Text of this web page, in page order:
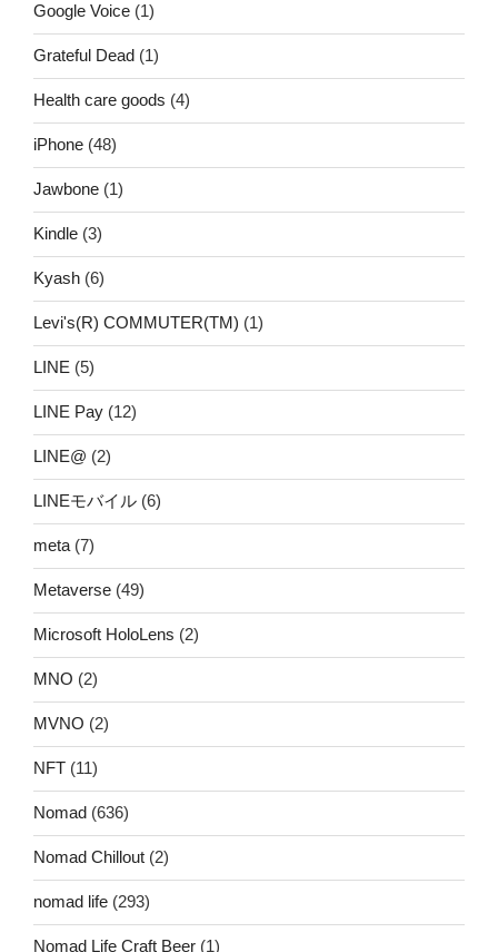
Google Voice (1)
Grateful Dead (1)
Health care goods (4)
iPhone (48)
Jawbone (1)
Kindle (3)
Kyash (6)
Levi's(R) COMMUTER(TM) (1)
LINE (5)
LINE Pay (12)
LINE@ (2)
LINEモバイル (6)
meta (7)
Metaverse (49)
Microsoft HoloLens (2)
MNO (2)
MVNO (2)
NFT (11)
Nomad (636)
Nomad Chillout (2)
nomad life (293)
Nomad Life Craft Beer (1)